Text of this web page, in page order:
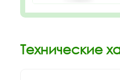
Технические